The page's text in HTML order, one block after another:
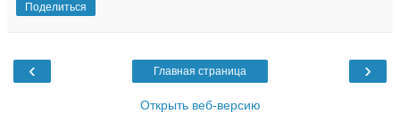
Поделиться
‹ ›
Главная страница
Открыть веб-версию